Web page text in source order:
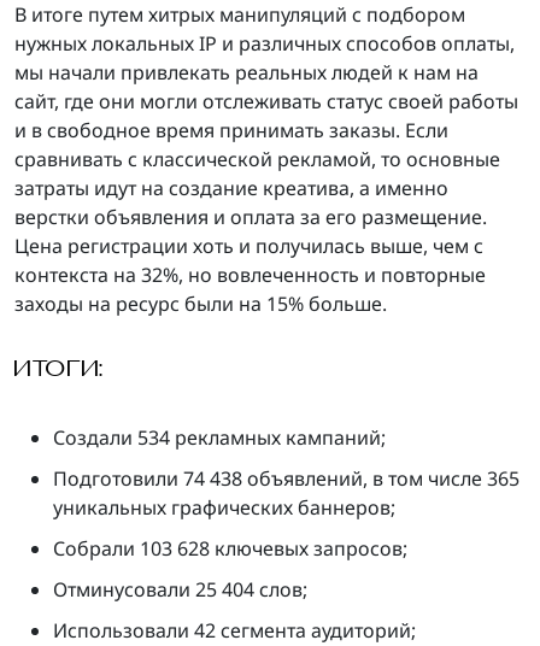
В итоге путем хитрых манипуляций с подбором
нужных локальных IP и различных способов оплаты,
мы начали привлекать реальных людей к нам на
сайт, где они могли отслеживать статус своей работы
и в свободное время принимать заказы. Если
сравнивать с классической рекламой, то основные
затраты идут на создание креатива, а именно
верстки объявления и оплата за его размещение.
Цена регистрации хоть и получилась выше, чем с
контекста на 32%, но вовлеченность и повторные
заходы на ресурс были на 15% больше.
ИТОГИ:
Создали 534 рекламных кампаний;
Подготовили 74 438 объявлений, в том числе 365
уникальных графических баннеров;
Собрали 103 628 ключевых запросов;
Отминусовали 25 404 слов;
Использовали 42 сегмента аудиторий;